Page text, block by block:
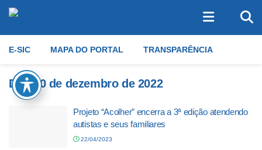
E-SIC MAPA DO PORTAL TRANSPARÊNCIA
Dia:20 de dezembro de 2022
Projeto “Acolher” encerra a 3ª edição atendendo
autistas e seus familiares
22/04/2023